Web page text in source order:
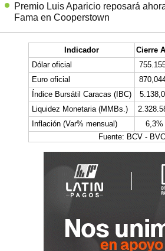
Premio Luis Aparicio reposará
Fama en Cooperstown
Indicador Cierre
Dólar oficial
Euro oficial
Índice Bursátil Caracas (IBC)
Liquidez Monetaria (MMBs.)
Inflación (Var% mensual)
6,3%
Fuente: BCV - BVC